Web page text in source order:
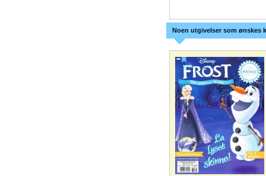
Noen utgivelser som ønskes